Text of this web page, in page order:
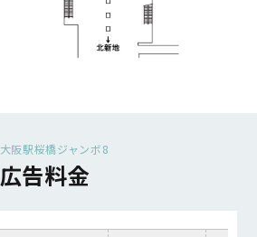
大阪駅桜橋ジャンボ8
広告料金